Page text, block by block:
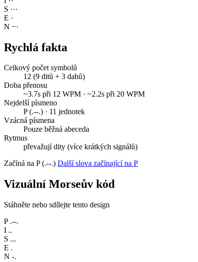
S ···
E ·
N −·
Rychlá fakta
Celkový počet symbolů
12 (9 ditů + 3 dahů)
Doba přenosu
~3.7s při 12 WPM · ~2.2s při 20 WPM
Nejdelší písmeno
P (.--.) · 11 jednotek
Vzácná písmena
Pouze běžná abeceda
Rytmus
převažují dity (více krátkých signálů)
Začíná na P (.--.) Další slova začínající na P
Vizuální Morseův kód
Stáhněte nebo sdílejte tento design
P .--.
I ..
S ...
E .
N -.